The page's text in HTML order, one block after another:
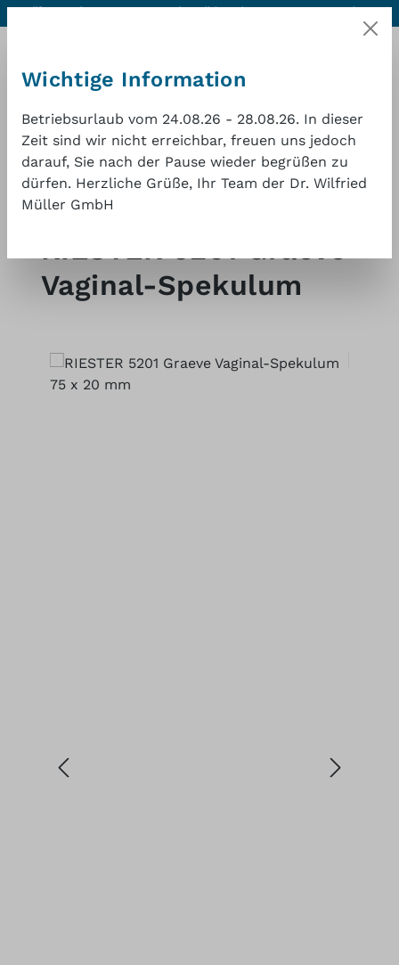
Hilfe & Kontakt
Hervorragende Qualität zu einem
1 Jahr
Shop Gynäkologie
RIESTER 5201 Graeve
Vaginal-Spekulum
Bildergalerie überspringen
Wichtige Information
Betriebsurlaub vom 24.08.26 - 28.08.26. In dieser
Zeit sind wir nicht erreichbar, freuen uns jedoch
darauf, Sie nach der Pause wieder begrüßen zu
dürfen. Herzliche Grüße, Ihr Team der Dr. Wilfried
Müller GmbH